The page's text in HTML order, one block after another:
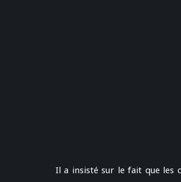
Il a insisté sur le fait que les